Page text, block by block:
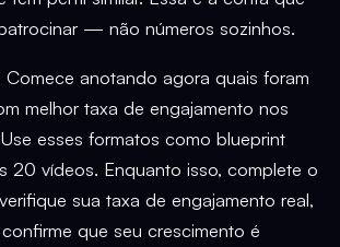
— não números sozinhos.
Comece anotando agora quais foram
melhor taxa de engajamento nos
esses formatos como blueprint
20 vídeos. Enquanto isso, complete o
sua taxa de engajamento real,
que seu crescimento é